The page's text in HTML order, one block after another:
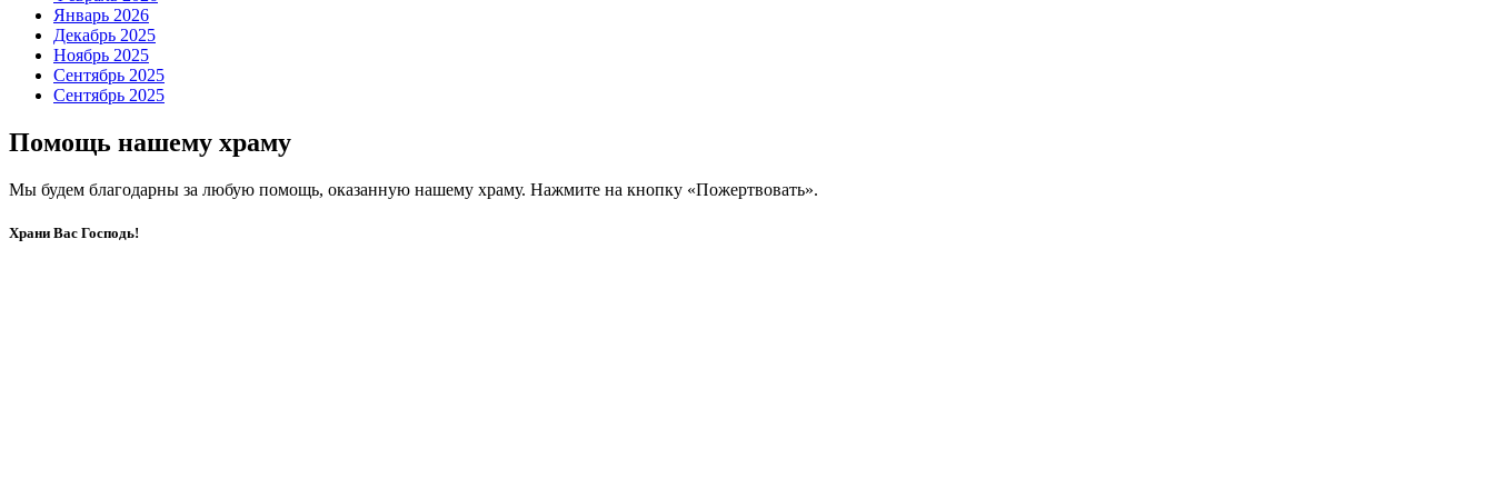
Январь 2026
Декабрь 2025
Ноябрь 2025
Сентябрь 2025
Сентябрь 2025
Помощь нашему храму
Мы будем благодарны за любую помощь, оказанную нашему храму. Нажмите на кнопку «Пожертвовать».
Храни Вас Господь!